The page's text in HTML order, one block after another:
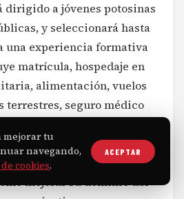
dirigido a jóvenes potosinas
y seleccionará hasta
una experiencia formativa
matrícula, hospedaje en
alimentación, vuelos
terrestres, seguro médico
sus conocimientos
ingeniería y
mejorar su dominio del
mejorar tu
navegando,
cookies.
ACEPTAR